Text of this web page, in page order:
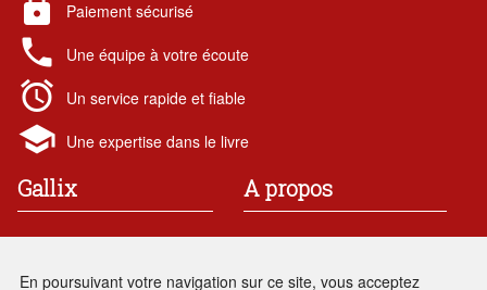
lock Paiement sécurisé
local_phone Une équipe à votre écoute
alarm Un service rapide et fiable
school Une expertise dans le livre
Gallix A propos
En poursuivant votre navigation sur ce site, vous acceptez